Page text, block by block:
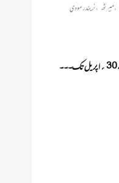
,میرٹھ ,نریندر مودی